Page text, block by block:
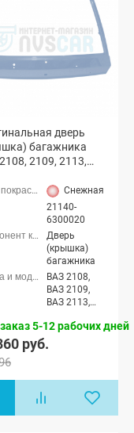
зеленоватый)
дверь
багажника
2109, 2113,
королева 690)
Снежная
21140-
6300020
Дверь
(крышка)
багажника
ВАЗ 2108,
ВАЗ 2109,
ВАЗ 2113,
5-12 рабочих дней
руб.